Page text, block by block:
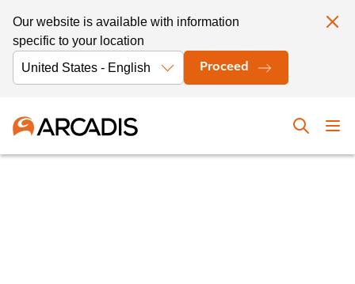
Our website is available with information
specific to your location
Proceed